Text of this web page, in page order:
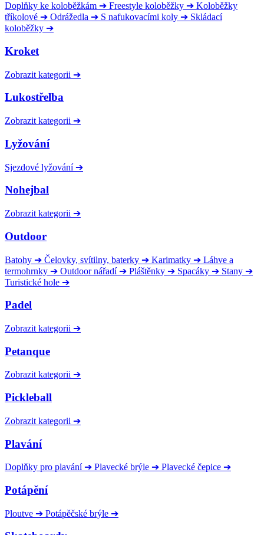
Doplňky ke koloběžkám ➔ Freestyle koloběžky ➔ Koloběžky
tříkolové ➔ Odrážedla ➔ S nafukovacími koly ➔ Skládací
koloběžky ➔
Kroket
Zobrazit kategorii ➔
Lukostřelba
Zobrazit kategorii ➔
Lyžování
Sjezdové lyžování ➔
Nohejbal
Zobrazit kategorii ➔
Outdoor
Batohy ➔ Čelovky, svítilny, baterky ➔ Karimatky ➔ Láhve a
termohrnky ➔ Outdoor nářadí ➔ Pláštěnky ➔ Spacáky ➔ Stany ➔
Turistické hole ➔
Padel
Zobrazit kategorii ➔
Petanque
Zobrazit kategorii ➔
Pickleball
Zobrazit kategorii ➔
Plavání
Doplňky pro plavání ➔ Plavecké brýle ➔ Plavecké čepice ➔
Potápění
Ploutve ➔ Potápěčské brýle ➔